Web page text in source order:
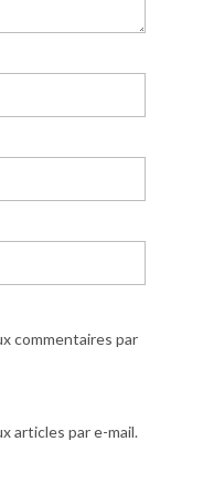
commentaires par
articles par e-mail.